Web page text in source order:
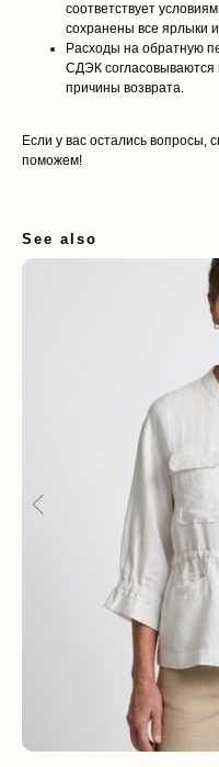
соответствует
сохранены все ярлыки и
Расходы на обратную
СДЭК согласовываются
причины возврата.
Если у вас остались
поможем!
See also